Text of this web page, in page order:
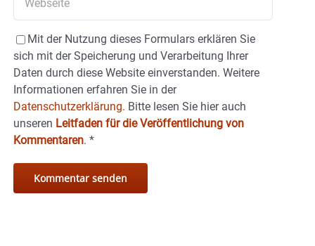
Mit der Nutzung dieses Formulars erklären Sie
sich mit der Speicherung und Verarbeitung Ihrer
Daten durch diese Website einverstanden. Weitere
Informationen erfahren Sie in der
Datenschutzerklärung. Bitte lesen Sie hier auch
unseren Leitfaden für die Veröffentlichung von
Kommentaren. *